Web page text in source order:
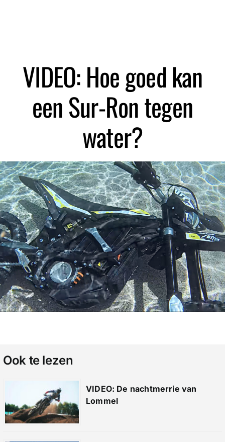
VIDEO: Hoe goed kan
een Sur-Ron tegen
water?
Ook te lezen
VIDEO: De nachtmerrie van
Lommel